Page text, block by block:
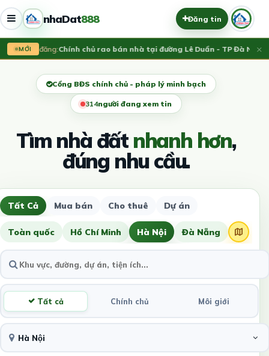
nhaDat888 Đăng tin
MỚI
Vừa đăng:Chính chủ rao bán nhà tại đường Lê Duẩn - TP Đà Nẵng;
×
Cổng BĐS chính chủ - pháp lý minh bạch
314người đang xem tin
Tìm nhà đấtnhanh hơn,
đúng nhu cầu.
Tất Cả Mua bán Cho thuê Dự án
Toàn quốc Hồ Chí Minh Hà Nội Đà Nẵng
Tất cả Chính chủ Môi giới
Hà Nội